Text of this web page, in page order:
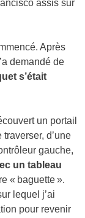
assis sur
Après
demandé de
s’était
un portail
d’une
gauche,
un tableau
« baguette ».
lequel j’ai
pour revenir